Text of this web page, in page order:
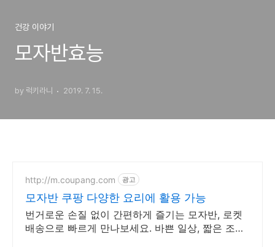
건강 이야기
모자반효능
by 럭키라니 2019. 7. 15.
http://m.coupang.com 광고
모자반 쿠팡 다양한 요리에 활용 가능
번거로운 손질 없이 간편하게 즐기는 모자반, 로켓
배송으로 빠르게 만나보세요. 바쁜 일상, 짧은 조리